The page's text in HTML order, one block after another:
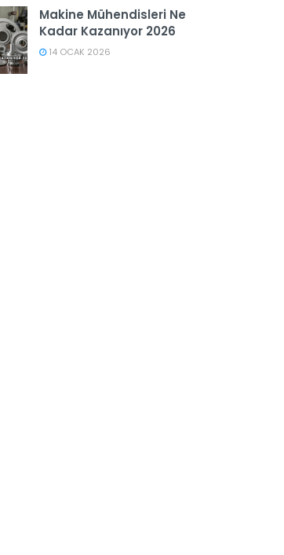
Makine Mühendisleri Ne
Kadar Kazanıyor 2026
14 OCAK 2026